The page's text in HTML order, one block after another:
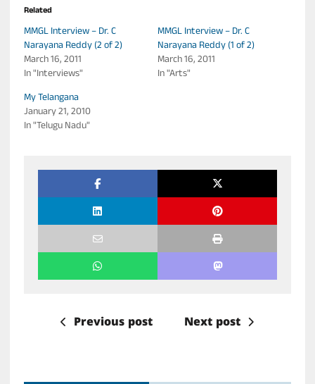
Related
MMGL Interview – Dr. C
Narayana Reddy (2 of 2)
March 16, 2011
In "Interviews"
MMGL Interview – Dr. C
Narayana Reddy (1 of 2)
March 16, 2011
In "Arts"
My Telangana
January 21, 2010
In "Telugu Nadu"
Previous post Next post